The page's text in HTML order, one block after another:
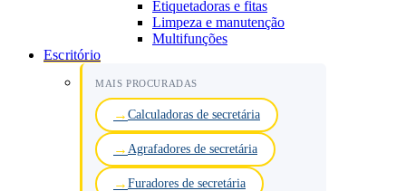
Etiquetadoras e fitas
Limpeza e manutenção
Multifunções
Escritório
MAIS PROCURADAS
Calculadoras de secretária
Agrafadores de secretária
Furadores de secretária